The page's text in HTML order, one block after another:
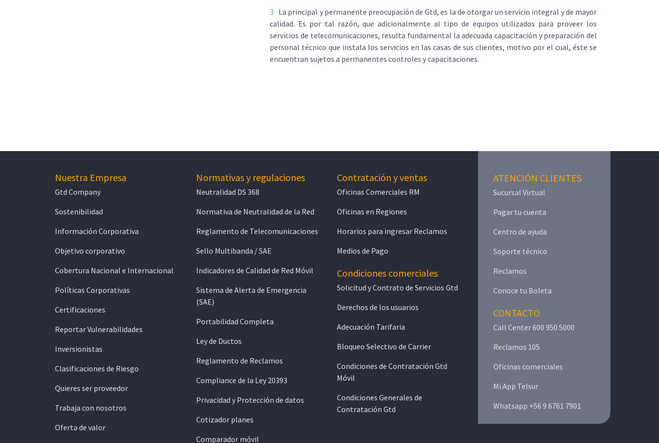
La principal y permanente preocupación de Gtd, es la de otorgar un servicio integral y de mayor
calidad. Es por tal razón, que adicionalmente al tipo de equipos utilizados para proveer los
servicios de telecomunicaciones, resulta fundamental la adecuada capacitación y preparación del
personal técnico que instala los servicios en las casas de sus clientes, motivo por el cual, éste se
encuentran sujetos a permanentes controles y capacitaciones.
Nuestra Empresa
Gtd Company
Sostenibilidad
Información Corporativa
Objetivo corporativo
Cobertura Nacional e Internacional
Políticas Corporativas
Certificaciones
Reportar Vulnerabilidades
Inversionistas
Clasificaciones de Riesgo
Quieres ser proveedor
Trabaja con nosotros
Oferta de valor
Normativas y regulaciones
Neutralidad DS 368
Normativa de Neutralidad de la Red
Reglamento de Telecomunicaciones
Sello Multibanda / SAE
Indicadores de Calidad de Red Móvil
Sistema de Alerta de Emergencia
(SAE)
Portabilidad Completa
Ley de Ductos
Reglamento de Reclamos
Compliance de la Ley 20393
Privacidad y Protección de datos
Cotizador planes
Comparador móvil
Contratación y ventas
Oficinas Comerciales RM
Oficinas en Regiones
Horarios para ingresar Reclamos
Medios de Pago
Condiciones comerciales
Solicitud y Contrato de Servicios Gtd
Derechos de los usuarios
Adecuación Tarifaria
Bloqueo Selectivo de Carrier
Condiciones de Contratación Gtd
Móvil
Condiciones Generales de
Contratación Gtd
ATENCIÓN CLIENTES
Sucursal Virtual
Pagar tu cuenta
Centro de ayuda
Soporte técnico
Reclamos
Conoce tu Boleta
CONTACTO
Call Center 600 950 5000
Reclamos 105
Oficinas comerciales
Mi App Telsur
Whatsapp +56 9 6761 7901